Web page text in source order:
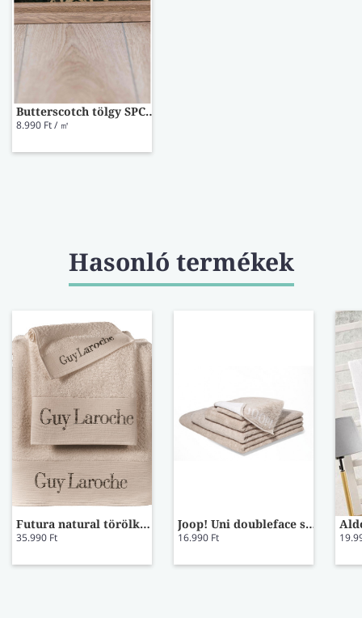
Butterscotch tölgy SPC Z209
8.990 Ft / ㎡
Hasonló termékek
Futura natural törölköző szett
35.990 Ft
Joop! Uni doubleface sand törölköző 50x100
16.990 Ft